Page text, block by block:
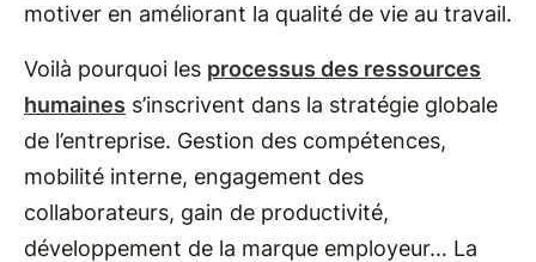
motiver en améliorant la qualité de vie au travail.
Voilà pourquoi les processus des ressources
humaines s’inscrivent dans la stratégie globale
de l’entreprise. Gestion des compétences,
mobilité interne, engagement des
collaborateurs, gain de productivité,
développement de la marque employeur… La